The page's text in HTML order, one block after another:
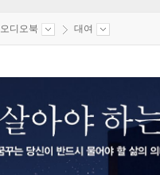
오디오북 대여